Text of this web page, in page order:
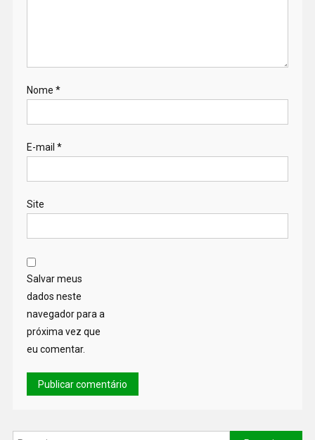
Nome *
E-mail *
Site
Salvar meus
dados neste
navegador para a
próxima vez que
eu comentar.